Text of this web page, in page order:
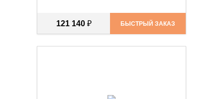
121 140 ₽ БЫСТРЫЙ ЗАКАЗ